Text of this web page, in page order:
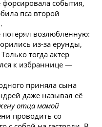
события,
пса второй
возлюбленную:
из-за ерунды,
тогда актер
к избраннице —
приняла сына
даже называл её
отца мамой
проводить со